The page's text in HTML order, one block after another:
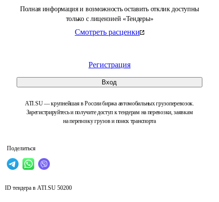
Полная информация и возможность оставить отклик доступны
только с лицензией «Тендеры»
Смотреть расценки
Регистрация
Вход
ATI.SU — крупнейшая в России биржа автомобильных грузоперевозок.
Зарегистрируйтесь и получите доступ к тендерам на перевозки, заявкам
на перевозку грузов и поиск транспорта
Поделиться
ID тендера в ATI.SU 50200